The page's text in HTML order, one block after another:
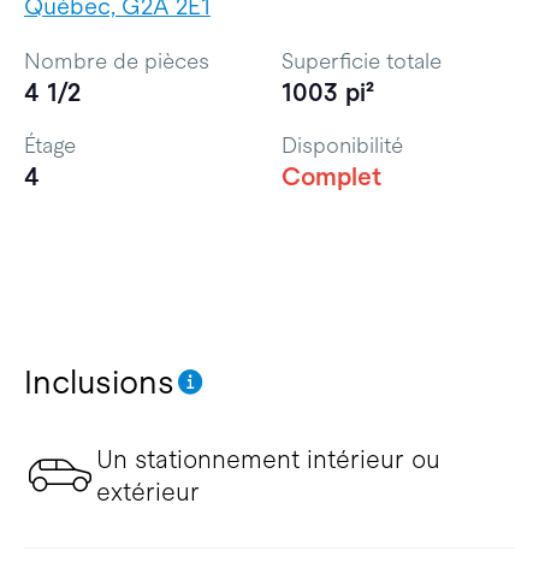
Québec, G2A 2E1
Inclusions
Un stationnement intérieur ou
extérieur
Nombre de pièces
4 1/2
Superficie totale
1003 pi²
Étage
4
Disponibilité
Complet